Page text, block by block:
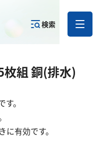
検索
組 銅(排水)
。
有効です。